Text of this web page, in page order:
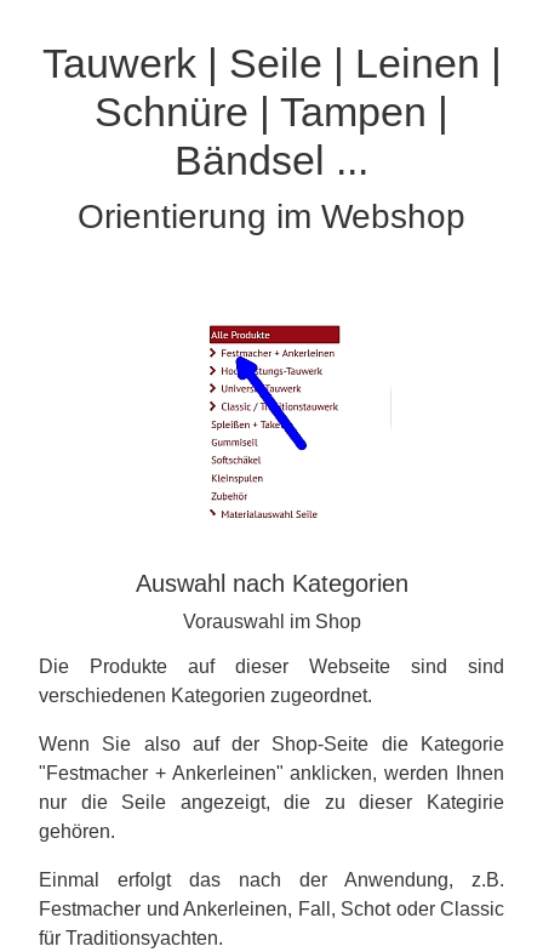
Tauwerk | Seile | Leinen |
Schnüre | Tampen |
Bändsel ...
Orientierung im Webshop
Auswahl nach Kategorien
Vorauswahl im Shop
Die Produkte auf dieser Webseite sind sind
verschiedenen Kategorien zugeordnet.
Wenn Sie also auf der Shop-Seite die Kategorie
"Festmacher + Ankerleinen" anklicken, werden Ihnen
nur die Seile angezeigt, die zu dieser Kategirie
gehören.
Einmal erfolgt das nach der Anwendung, z.B.
Festmacher und Ankerleinen, Fall, Schot oder Classic
für Traditionsyachten.